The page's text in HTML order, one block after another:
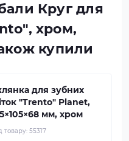
Круг для
хром,
купили
для зубних
"Trento" Planet,
мм, хром
товару: 55317